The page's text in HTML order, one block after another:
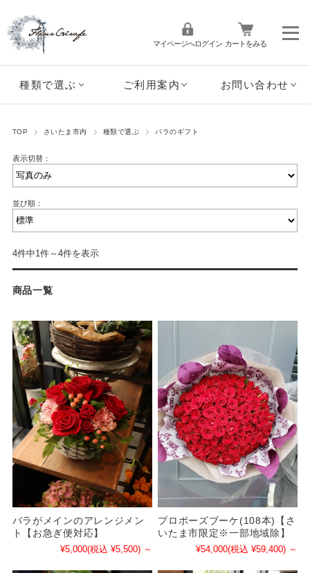
マイページへログイン カートをみる
種類で選ぶ ご利用案内 お問い合わせ
TOP さいたま市内 種類で選ぶ バラのギフト
表示切替：
並び順：
4件中1件～4件を表示
商品一覧
バラがメインのアレンジメン
ト【お急ぎ便対応】
¥5,000(税込 ¥5,500) ～
プロポーズブーケ(108本)【さ
いたま市限定※一部地域除】
¥54,000(税込 ¥59,400) ～